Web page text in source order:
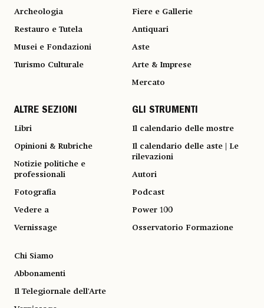
Archeologia
Restauro e Tutela
Musei e Fondazioni
Turismo Culturale
Fiere e Gallerie
Antiquari
Aste
Arte & Imprese
Mercato
ALTRE SEZIONI
Libri
Opinioni & Rubriche
Notizie politiche e
professionali
Fotografia
Vedere a
Vernissage
GLI STRUMENTI
Il calendario delle mostre
Il calendario delle aste | Le
rilevazioni
Autori
Podcast
Power 100
Osservatorio Formazione
Chi Siamo
Abbonamenti
Il Telegiornale dell'Arte